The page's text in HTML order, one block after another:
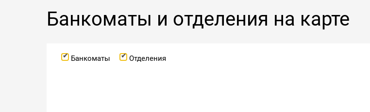
Банкоматы и отделения на карте
Банкоматы Отделения